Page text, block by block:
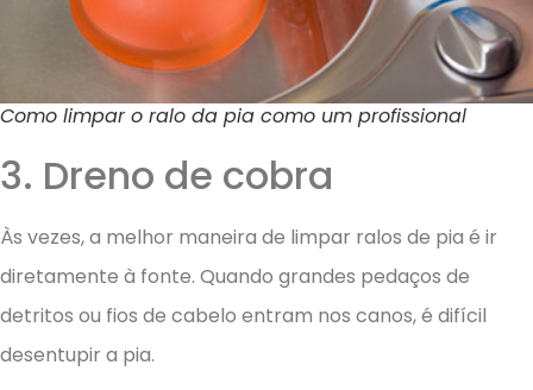
Como limpar o ralo da pia como um profissional
3. Dreno de cobra
Às vezes, a melhor maneira de limpar ralos de pia é ir
diretamente à fonte. Quando grandes pedaços de
detritos ou fios de cabelo entram nos canos, é difícil
desentupir a pia.